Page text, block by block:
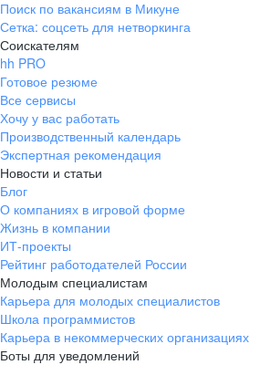
Поиск по вакансиям в Микуне
Сетка: соцсеть для нетворкинга
Соискателям
hh PRO
Готовое резюме
Все сервисы
Хочу у вас работать
Производственный календарь
Экспертная рекомендация
Новости и статьи
Блог
О компаниях в игровой форме
Жизнь в компании
ИТ-проекты
Рейтинг работодателей России
Молодым специалистам
Карьера для молодых специалистов
Школа программистов
Карьера в некоммерческих организациях
Боты для уведомлений